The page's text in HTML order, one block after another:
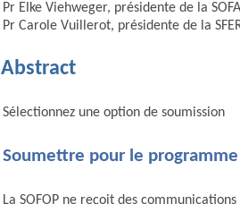
Pr Elke Viehweger, présidente de la
Pr Carole Vuillerot, présidente de la
Abstract
Sélectionnez une option de soumission
Soumettre pour le programme
La SOFOP ne reçoit des